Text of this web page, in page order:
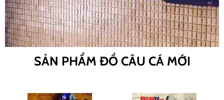
SẢN PHẨM ĐỒ CÂU CÁ MỚI